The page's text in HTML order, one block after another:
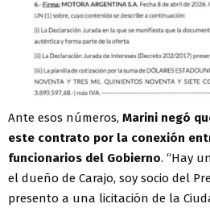
Ante esos números, Marini negó
este contrato por la conexión
funcionarios del Gobierno. “Hay
el dueño de Carajo, soy socio del
presento a una licitación de la